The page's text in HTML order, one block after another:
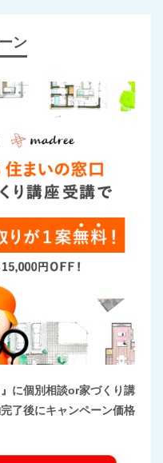
ン
に個別相談or家づくり講
了後にキャンペーン価格